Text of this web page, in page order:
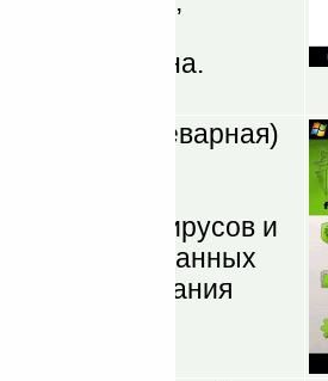
и видео
с телефона.
(шареварная)
и КПК от вирусов и
угроз, созданных
инфицирования